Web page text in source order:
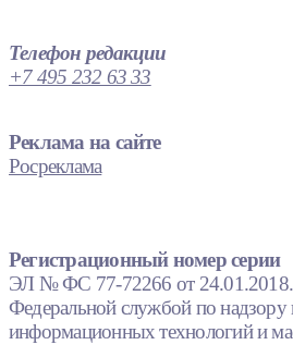
Телефон редакции
+7 495 232 63 33
Реклама на сайте
Росреклама
Регистрационный номер серии
ЭЛ № ФС 77-72266 от 24.01.2018.
Федеральной службой по надзору
информационных технологий и